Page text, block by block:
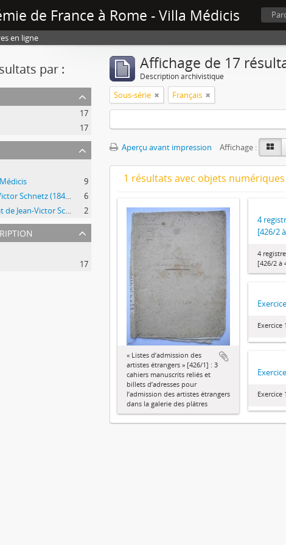
de France à Rome - Villa Médicis
en ligne
par :
17
17
9
Directorat de Jean-Victor Schnetz (1841-1846)
6
Deuxième directorat de Jean-Victor Schnetz (1853-1866)
2
17
Affichage de 17
Description archivistique
Sous-série Français
Aperçu avant impression Affichage :
1 résultats avec objets numériques
« Listes d’admission des
artistes étrangers » [426/1] : 3
cahiers manuscrits reliés et
billets d’adresses pour
l’admission des artistes étrangers
dans la galerie des plâtres
4
[426/2
4
[426/2 à
Exercice
Exercice